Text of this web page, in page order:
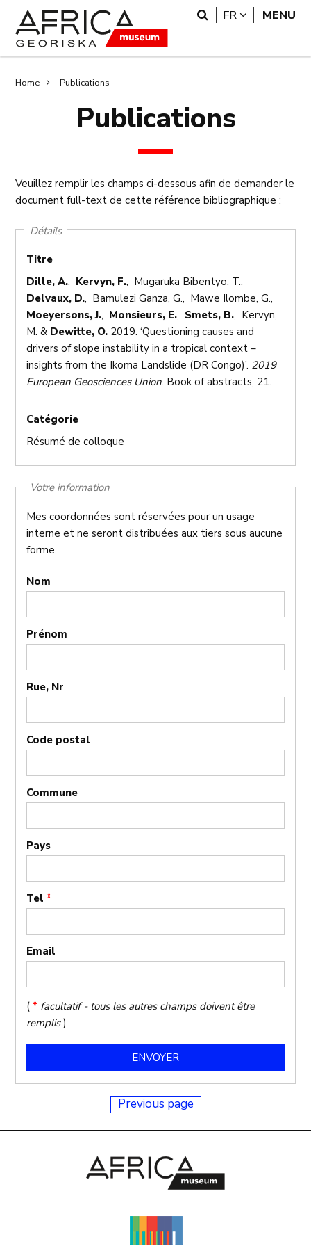
main
content
search
Search
FR LANGUAGE
MENU
Breadcrumb
Home Publications
Publications
Veuillez remplir les champs ci-dessous afin de demander le
document full-text de cette référence bibliographique :
Détails
Titre
Dille, A., Kervyn, F., Mugaruka Bibentyo, T.,
Delvaux, D., Bamulezi Ganza, G., Mawe Ilombe, G.,
Moeyersons, J., Monsieurs, E., Smets, B., Kervyn,
M. & Dewitte, O. 2019. ‘Questioning causes and
drivers of slope instability in a tropical context –
insights from the Ikoma Landslide (DR Congo)’. 2019
European Geosciences Union. Book of abstracts, 21.
Catégorie
Résumé de colloque
Votre information
Mes coordonnées sont réservées pour un usage
interne et ne seront distribuées aux tiers sous aucune
forme.
Nom
Prénom
Rue, Nr
Code postal
Commune
Pays
Tel*
Email
(* facultatif - tous les autres champs doivent être
remplis)
Previous page